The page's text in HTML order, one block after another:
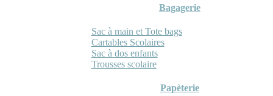
Bagagerie
Sac à main et Tote bags
Cartables Scolaires
Sac à dos enfants
Trousses scolaire
Papèterie